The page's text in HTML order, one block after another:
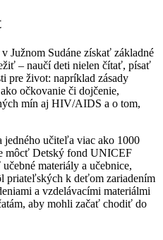
Južnom Sudáne získať základné
– naučí deti nielen čítať, písať
pre život: napríklad zásady
očkovanie či dojčenie,
mín aj HIV/AIDS a o tom,
jedného učiteľa viac ako 1000
môcť Detský fond UNICEF
materiály a učebnice,
k deťom zariadením
a vzdelávacími materiálmi
aby mohli začať chodiť do